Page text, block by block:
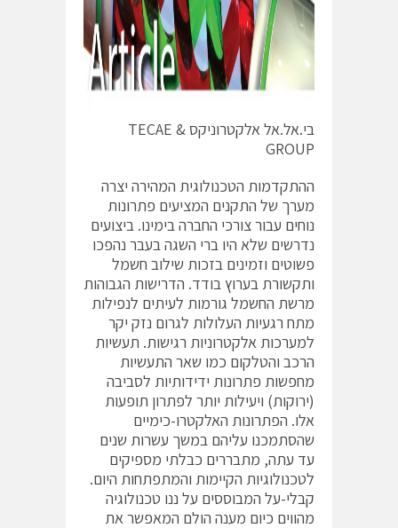
בי.אל.אל אלקטרוניקס & TECAE
GROUP
ההתקדמות הטכנולוגית המהירה יצרה
מערך של התקנים המציעים פתרונות
נוחים עבור צורכי החברה בימינו. ביצועים
נדרשים שלא היו ברי השגה בעבר נהפכו
פשוטים וזמינים בזכות שילוב חשמל
ותקשורת בערוץ בודד. הדרישות הגבוהות
מרשת החשמל גורמות לעיתים לנפילות
מתח רגעיות העלולות לגרום נזק יקר
למערכות אלקטרוניות רגישות. תעשיות
הרכב והטלקום כמו שאר התעשיות
מחפשות פתרונות ידידותיות לסביבה
(ירוקות) ויעילות יותר לפתרון תופעות
אלו. הפתרונות האלקטרו-כימיים
שהסתמכנו עליהם במשך עשרות שנים
עד עתה, מתבררים כבלתי מספיקים
לטכנולוגיות הקיימות והמתפתחות היום.
קבלי-על המבוססים על ננו טכנולוגיה
מהווים כיום מענה הולם המאפשר את